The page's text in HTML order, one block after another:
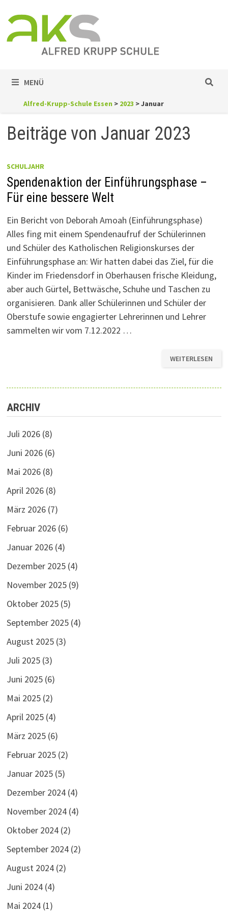
Inhalt
springen
MENÜ
Alfred-Krupp-Schule Essen > 2023 >Januar
Beiträge von Januar 2023
SCHULJAHR
​​​​​​Spendenaktion der Einführungsphase –
Für eine bessere Welt
Ein Bericht von Deborah Amoah (Einführungsphase)
Alles fing mit einem Spendenaufruf der Schülerinnen
und Schüler des Katholischen Religionskurses der
Einführungsphase an: Wir hatten dabei das Ziel, für die
Kinder im Friedensdorf in Oberhausen frische Kleidung,
aber auch Gürtel, Bettwäsche, Schuhe und Taschen zu
organisieren. Dank aller Schülerinnen und Schüler der
Oberstufe sowie engagierter Lehrerinnen und Lehrer
sammelten wir vom 7.12.2022 …
SPENDENAKTION
FÜR
WEITERLESEN
ARCHIV
Juli 2026(8)
Juni 2026(6)
Mai 2026(8)
April 2026(8)
März 2026(7)
Februar 2026(6)
Januar 2026(4)
Dezember 2025(4)
November 2025(9)
Oktober 2025(5)
September 2025(4)
August 2025(3)
Juli 2025(3)
Juni 2025(6)
Mai 2025(2)
April 2025(4)
März 2025(6)
Februar 2025(2)
Januar 2025(5)
Dezember 2024(4)
November 2024(4)
Oktober 2024(2)
September 2024(2)
August 2024(2)
Juni 2024(4)
Mai 2024(1)